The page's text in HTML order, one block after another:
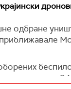
одбране
у протекла 24